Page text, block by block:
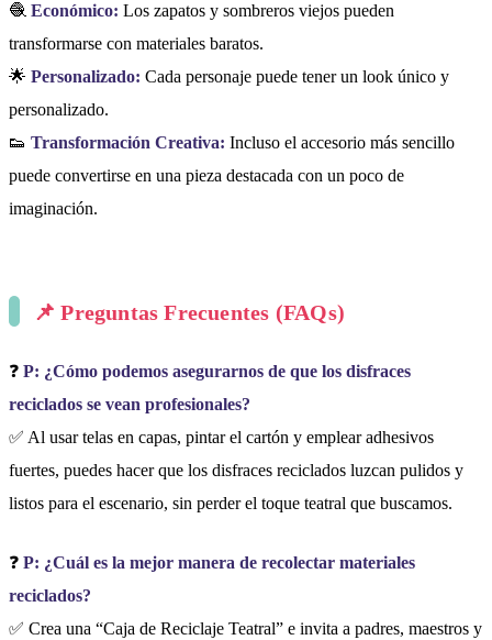
🧶 Económico: Los zapatos y sombreros viejos pueden
transformarse con materiales baratos.
🌟 Personalizado: Cada personaje puede tener un look único y
personalizado.
👟 Transformación Creativa: Incluso el accesorio más sencillo
puede convertirse en una pieza destacada con un poco de
imaginación.
📌 Preguntas Frecuentes (FAQs)
❓ P: ¿Cómo podemos asegurarnos de que los disfraces
reciclados se vean profesionales?
✅ Al usar telas en capas, pintar el cartón y emplear adhesivos
fuertes, puedes hacer que los disfraces reciclados luzcan pulidos y
listos para el escenario, sin perder el toque teatral que buscamos.
❓ P: ¿Cuál es la mejor manera de recolectar materiales
reciclados?
✅ Crea una “Caja de Reciclaje Teatral” e invita a padres, maestros y